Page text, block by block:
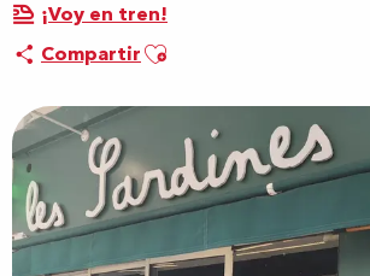
¡Voy en tren!
CompartirAjouter aux favoris